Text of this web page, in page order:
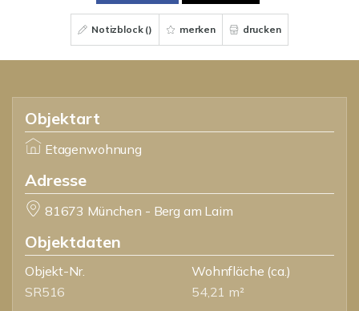
Notizblock () merken drucken
Objektart
Etagenwohnung
Adresse
81673 München - Berg am Laim
Objektdaten
Objekt-Nr.
SR516
Wohnfläche (ca.)
54,21 m²